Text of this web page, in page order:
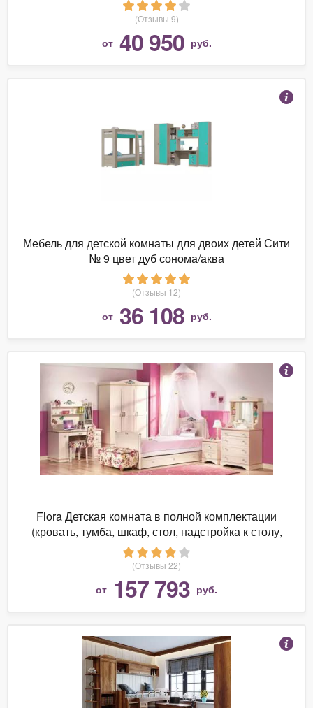
(Отзывы 9)
от 40 950 руб.
Мебель для детской комнаты для двоих детей Сити
№ 9 цвет дуб сонома/аква
(Отзывы 12)
от 36 108 руб.
Flora Детская комната в полной комплектации
(кровать, тумба, шкаф, стол, надстройка к столу,
стул, банкетка) (Cilek)
(Отзывы 22)
от 157 793 руб.